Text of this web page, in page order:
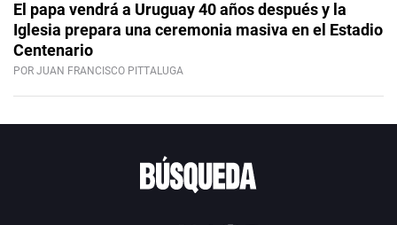
El papa vendrá a Uruguay 40 años después y la
Iglesia prepara una ceremonia masiva en el Estadio
Centenario
POR JUAN FRANCISCO PITTALUGA